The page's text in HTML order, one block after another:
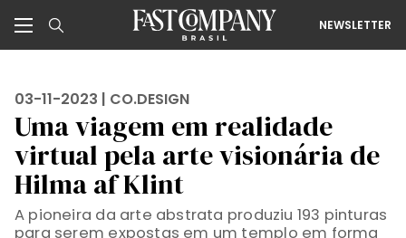
NEWSLETTER
03-11-2023 | CO.DESIGN
Uma viagem em realidade
virtual pela arte visionária de
Hilma af Klint
A pioneira da arte abstrata produziu 193 pinturas
para serem expostas em um templo em forma